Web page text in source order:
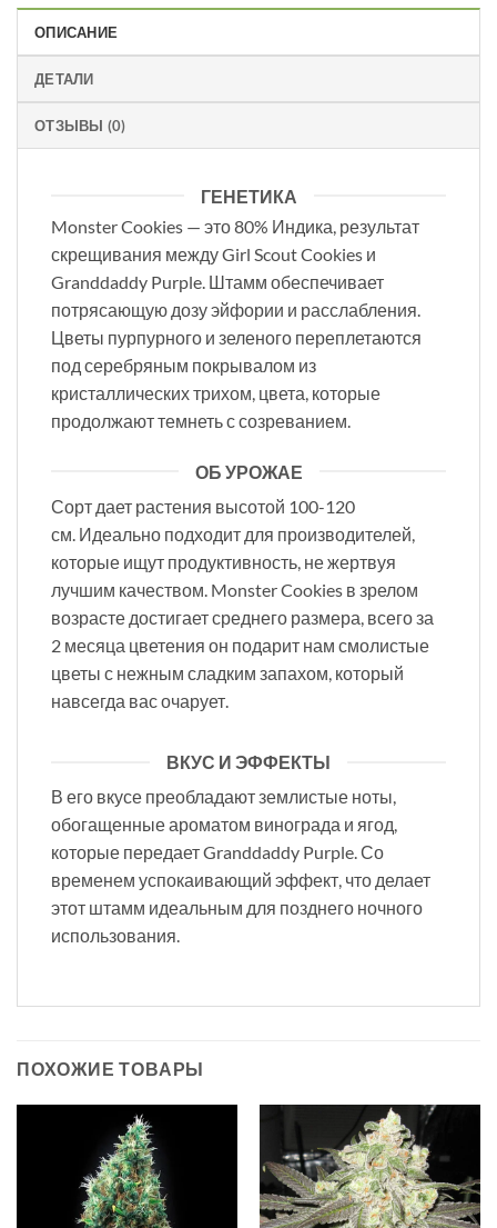
ОПИСАНИЕ
ДЕТАЛИ
ОТЗЫВЫ (0)
ГЕНЕТИКА
Monster Cookies — это 80% Индика, результат
скрещивания между Girl Scout Cookies и
Granddaddy Purple. Штамм обеспечивает
потрясающую дозу эйфории и расслабления.
Цветы пурпурного и зеленого переплетаются
под серебряным покрывалом из
кристаллических трихом, цвета, которые
продолжают темнеть с созреванием.
ОБ УРОЖАЕ
Сорт дает растения высотой 100-120
см. Идеально подходит для производителей,
которые ищут продуктивность, не жертвуя
лучшим качеством. Monster Cookies в зрелом
возрасте достигает среднего размера, всего за
2 месяца цветения он подарит нам смолистые
цветы с нежным сладким запахом, который
навсегда вас очарует.
ВКУС И ЭФФЕКТЫ
В его вкусе преобладают землистые ноты,
обогащенные ароматом винограда и ягод,
которые передает Granddaddy Purple. Со
временем успокаивающий эффект, что делает
этот штамм идеальным для позднего ночного
использования.
ПОХОЖИЕ ТОВАРЫ